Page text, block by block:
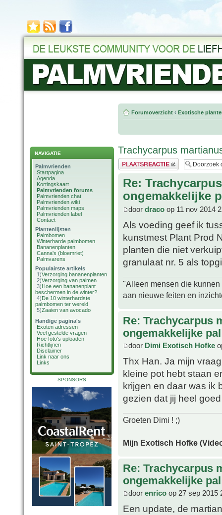
NAVIGATIE
Palmvrienden
Startpagina
Agenda
Kortingskaart
Palmvrienden forums
Palmvrienden chat
Palmvrienden wiki
Palmvrienden maps
Palmvrienden label
Contact
Plantenlijsten
Palmbomen
Winterharde palmbomen
Bananenplanten
Canna's (bloemriet)
Palmvarens
Populairste artikels
1)Verzorging bananenplanten
2)Verzorging van palmen
3)Hoe een bananenplant
beschermen in de winter?
4)De 10 winterhardste
palmbomen ter wereld
5)Zaaien van avocado
Handige pagina's
Exoten adressen
Veel gestelde vragen
Hoe foto's uploaden
Richtlijnen
Disclaimer
Link naar ons
Links
SPONSORS
Forumoverzicht ‹ Exotische
Trachycarpus
Plaats een reactie
Re:
ongemakkelijke
door draco op 11 nov 2014
Als voeding geef ik
kunstmest Plant Prod
planten die niet
granulaat nr. 5 als
"Alleen mensen die
aan nieuwe feiten en
Re: Trachycarpus
ongemakkelijke pal
door Dimi Exotisch Hofke
Thx Han. Ja mijn
kleine pot hebt staan
krijgen en daar was ik
gezien dat jij heel
Groeten Dimi ! ;)
Mijn Exotisch Hofke
Re: Trachycarpus
ongemakkelijke pal
door enrico op 27 sep 2015
Een update, de